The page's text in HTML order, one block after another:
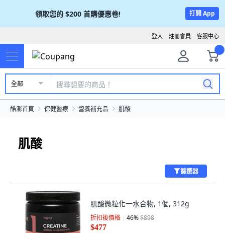
領取您的 $200 首購優惠卷! 打開 App
客服中心
註冊會員
登入
全部
酷澎首頁 保健醫療 營養補充品 肌酸
肌酸
篩選器
肌酸微粒化一水合物, 1個, 312g
折扣後價格 46%$898
$477